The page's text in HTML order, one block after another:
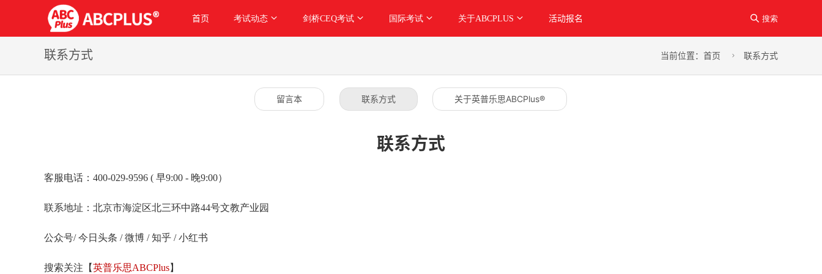
首页 考试动态 剑桥CEQ考试 国际考试 关于ABCPLUS 活动报名  搜索
联系方式 当前位置： 首页  联系方式
留言本 联系方式 关于英普乐思ABCPlus®
联系方式
客服电话：400-029-9596 ( 早9:00 - 晚9:00）
联系地址：北京市海淀区北三环中路44号文教产业园
公众号/ 今日头条 / 微博 / 知乎 / 小红书
搜索关注 【英普乐思ABCPlus】